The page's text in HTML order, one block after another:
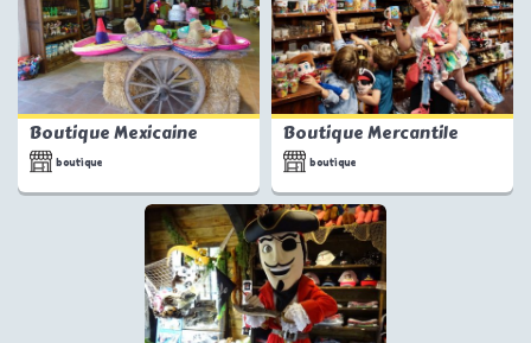
Boutique Mexicaine
boutique
Boutique Mercantile
boutique